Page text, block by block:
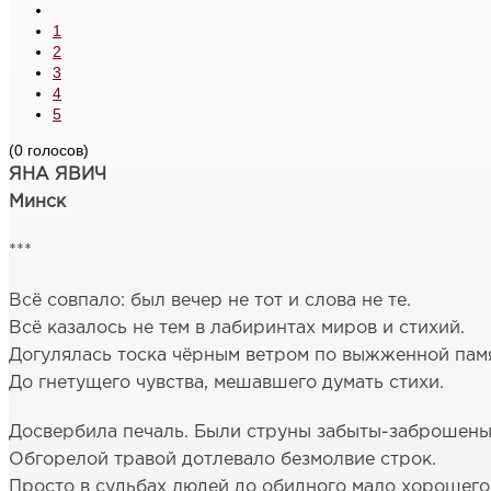
1
2
3
4
5
(0 голосов)
ЯНА ЯВИЧ
Минск
***
Всё совпало: был вечер не тот и слова не те.
Всё казалось не тем в лабиринтах миров и стихий.
Догулялась тоска чёрным ветром по выжженной
До гнетущего чувства, мешавшего думать стихи.
Досвербила печаль. Были струны забыты-
Обгорелой травой дотлевало безмолвие строк.
Просто в судьбах людей до обидного мало